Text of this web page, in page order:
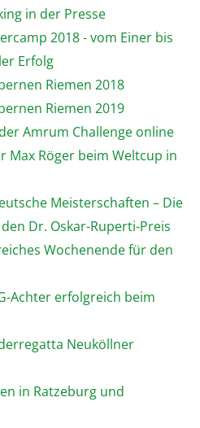
in der Presse
2018 - vom Einer bis
Erfolg
Riemen 2018
Riemen 2019
Amrum Challenge online
Max Röger beim Weltcup in
Meisterschaften – Die
Dr. Oskar-Ruperti-Preis
Wochenende für den
Achter erfolgreich beim
Neuköllner
in Ratzeburg und